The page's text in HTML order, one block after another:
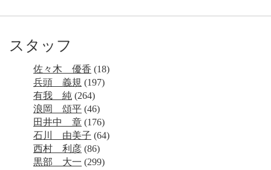
スタッフ
佐々木 優香 (18)
兵頭 義規 (197)
有我 純 (264)
浪岡 頌平 (46)
田井中 章 (176)
石川 由美子 (64)
西村 利彦 (86)
黒部 大一 (299)